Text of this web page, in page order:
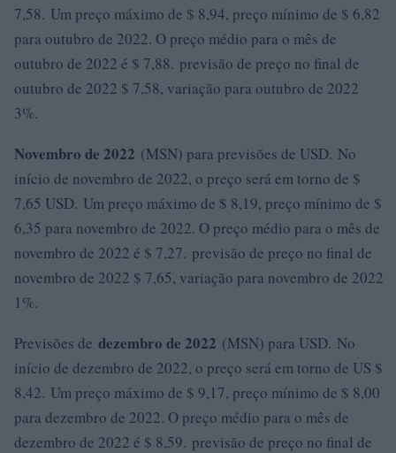
7,58. Um preço máximo de $ 8,94, preço mínimo de $ 6,82
para outubro de 2022. O preço médio para o mês de
outubro de 2022 é $ 7,88. previsão de preço no final de
outubro de 2022 $ 7,58, variação para outubro de 2022
3%.
Novembro de 2022 (MSN) para previsões de USD. No
início de novembro de 2022, o preço será em torno de $
7,65 USD. Um preço máximo de $ 8,19, preço mínimo de $
6,35 para novembro de 2022. O preço médio para o mês de
novembro de 2022 é $ 7,27. previsão de preço no final de
novembro de 2022 $ 7,65, variação para novembro de 2022
1%.
Previsões de dezembro de 2022 (MSN) para USD. No
início de dezembro de 2022, o preço será em torno de US $
8,42. Um preço máximo de $ 9,17, preço mínimo de $ 8,00
para dezembro de 2022. O preço médio para o mês de
dezembro de 2022 é $ 8,59. previsão de preço no final de